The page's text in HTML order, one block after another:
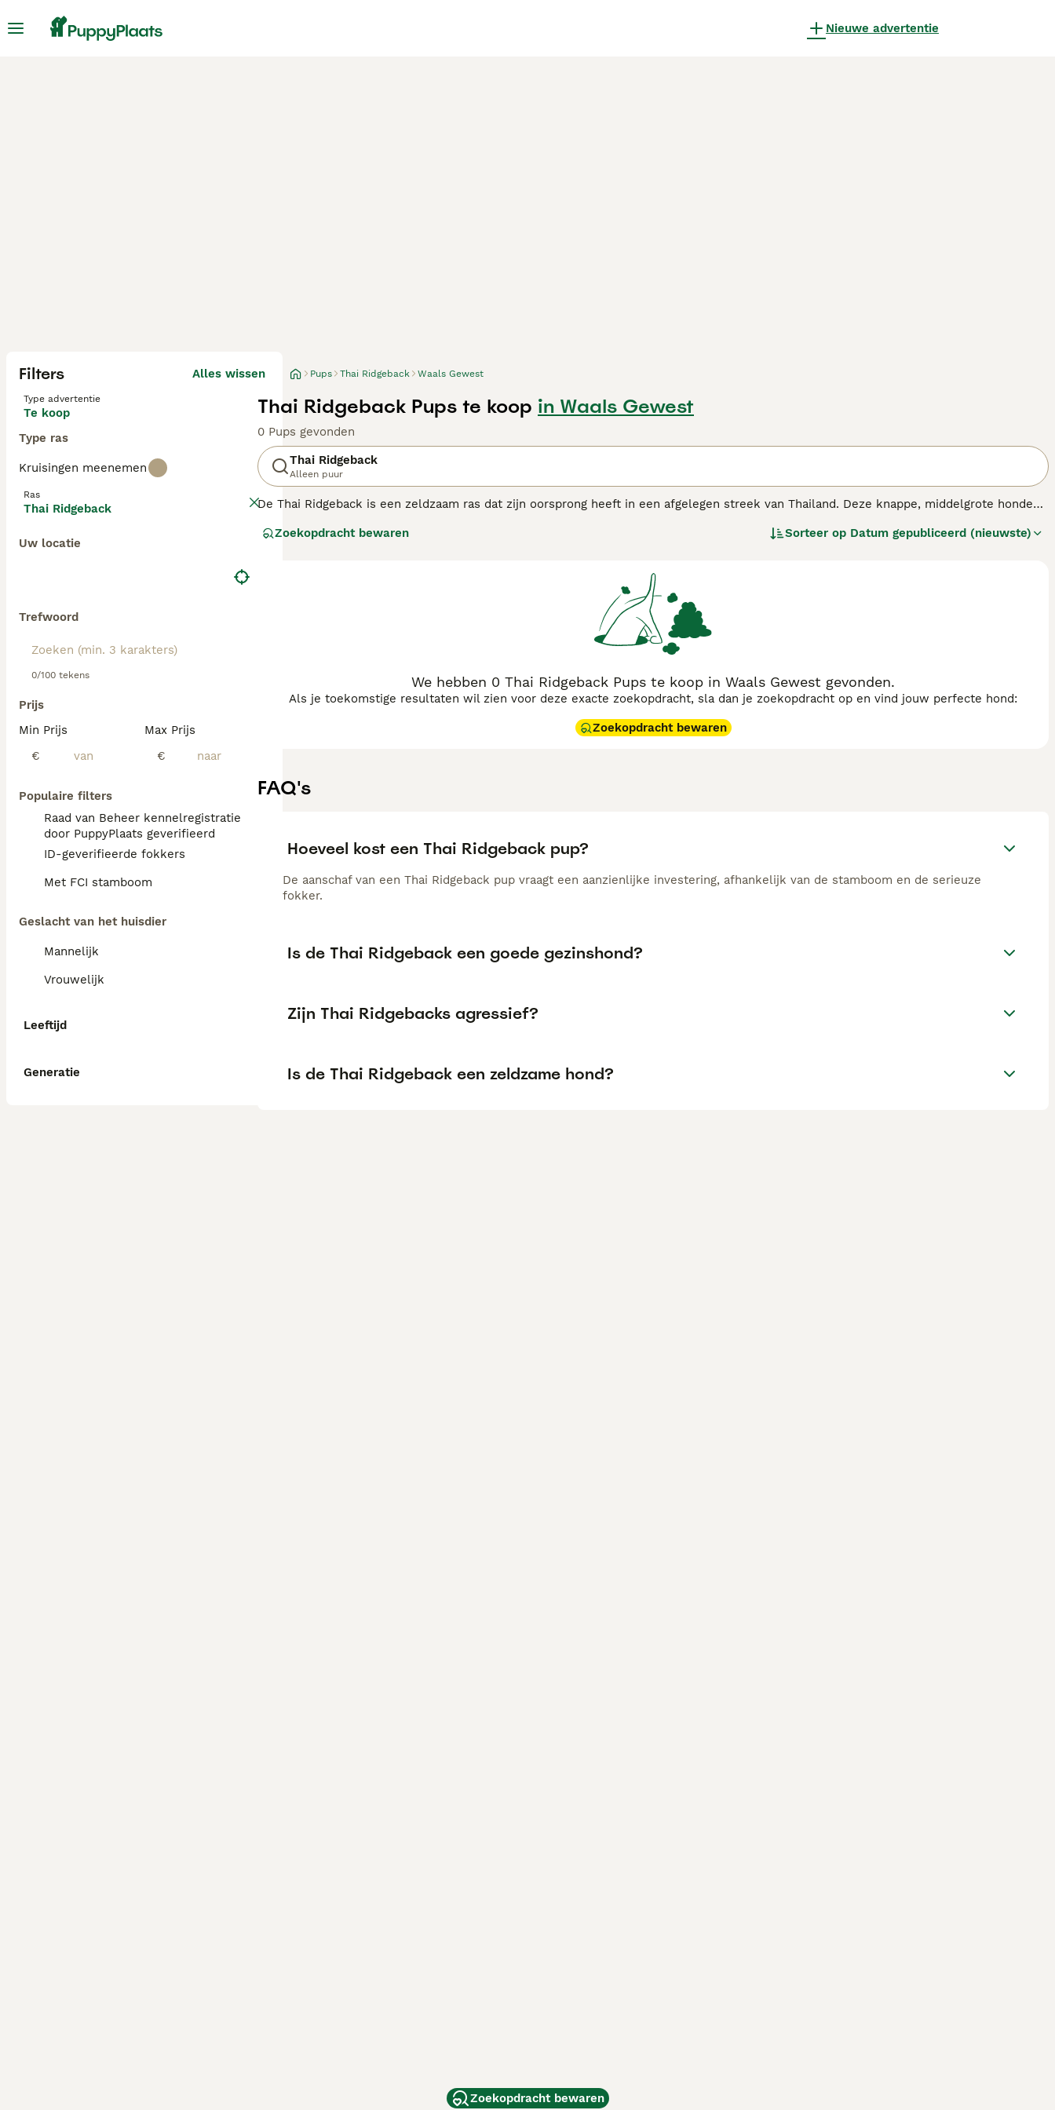
Nieuwe advertentie
Filters Alles wissen
Type advertentie
Te koop
Type ras
Kruisingen meenemen
Ras
Thai Ridgeback
Uw locatie
Trefwoord
0/100 tekens
Prijs
Min Prijs
€
Max Prijs
€
Populaire filters
Raad van Beheer kennelregistratie
door PuppyPlaats geverifieerd
ID-geverifieerde fokkers
Met FCI stamboom
Geslacht van het huisdier
Mannelijk
Vrouwelijk
Leeftijd
Generatie
Pups Thai Ridgeback Waals Gewest
Thai Ridgeback Pups te koop in Waals Gewest
0 Pups gevonden
Thai Ridgeback
Alleen puur
De Thai Ridgeback is een zeldzaam ras dat zijn oorsprong heeft in een afgelegen streek van Thailand. Deze knappe, middelgrote honden
extreem zuivere bloedlijnen en zijn ze altijd zeer gewaardeerd geweest in hun geboorteland. Het is een intelligente, actieve en waakse
voor informatie over dit hondenras.
Zoekopdracht bewaren Sorteer op Datum gepubliceerd (nieuwste)
We hebben 0 Thai Ridgeback Pups te koop in Waals Gewest gevonden.
Als je toekomstige resultaten wil zien voor deze exacte zoekopdracht, sla dan je zoekopdracht op en vind jouw perfecte hond:
Zoekopdracht bewaren
FAQ's
Hoeveel kost een Thai Ridgeback pup?
De aanschaf van een Thai Ridgeback pup vraagt een aanzienlijke investering, afhankelijk van de stamboom en de serieuze
fokker.
Is de Thai Ridgeback een goede gezinshond?
Zijn Thai Ridgebacks agressief?
Is de Thai Ridgeback een zeldzame hond?
Zoekopdracht bewaren